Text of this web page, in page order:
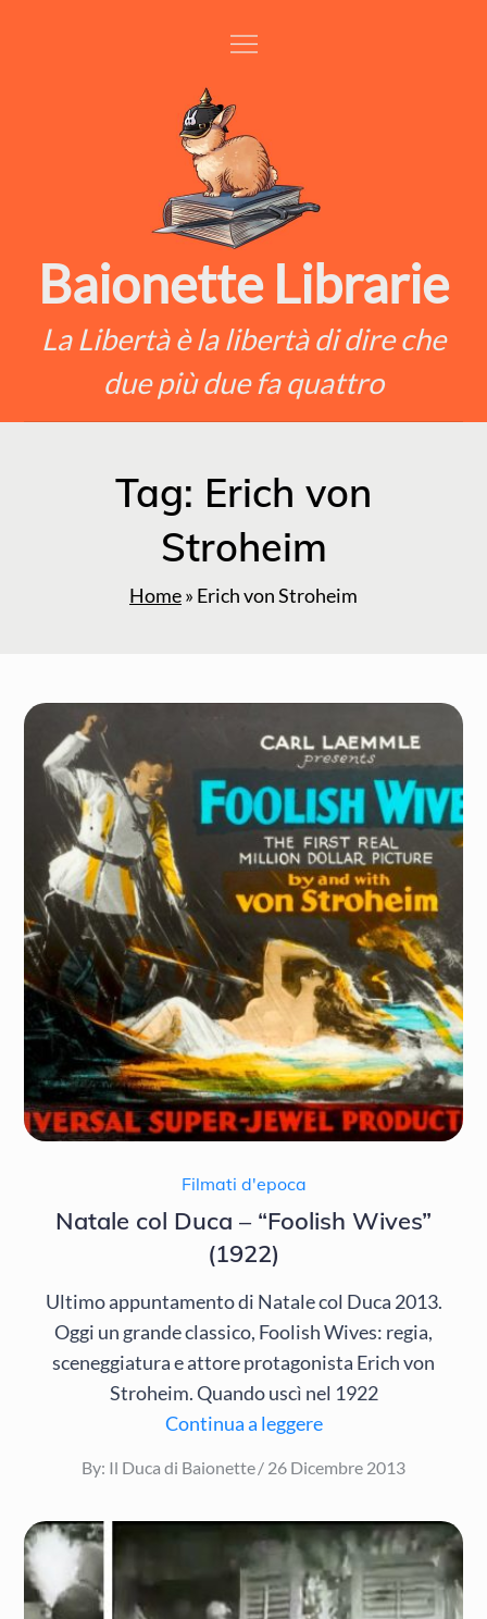
Baionette Librarie
La Libertà è la libertà di dire che
due più due fa quattro
Tag: Erich von
Stroheim
Home» Erich von Stroheim
Filmati d'epoca
Natale col Duca – “Foolish Wives”
(1922)
Ultimo appuntamento di Natale col Duca 2013.
Oggi un grande classico, Foolish Wives: regia,
sceneggiatura e attore protagonista Erich von
Stroheim. Quando uscì nel 1922
Continua a leggere
By: Il Duca di Baionette
Posted
26 Dicembre 2013